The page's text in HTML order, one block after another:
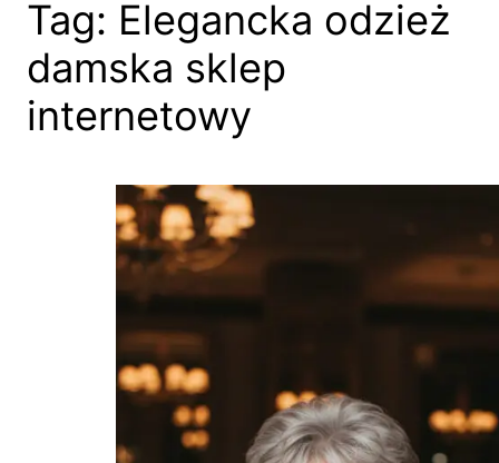
Tag: Elegancka odzież
damska sklep
internetowy